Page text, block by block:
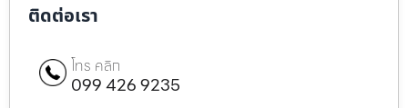
ติดต่อเรา
โทร คลิก
099 426 9235